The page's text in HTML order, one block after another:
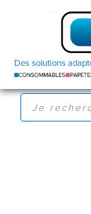
RECHERCHE
PRODUITS